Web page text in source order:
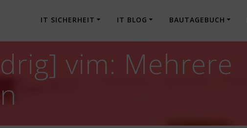
IT SICHERHEIT IT BLOG BAUTAGEBUCH
vim: Mehrere